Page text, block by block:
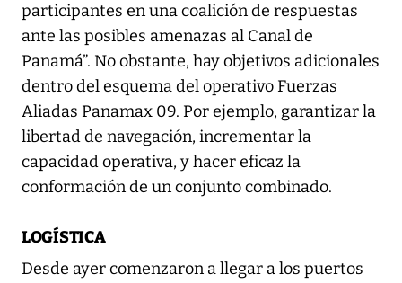
participantes en una coalición de respuestas
ante las posibles amenazas al Canal de
Panamá”. No obstante, hay objetivos adicionales
dentro del esquema del operativo Fuerzas
Aliadas Panamax 09. Por ejemplo, garantizar la
libertad de navegación, incrementar la
capacidad operativa, y hacer eficaz la
conformación de un conjunto combinado.
LOGÍSTICA
Desde ayer comenzaron a llegar a los puertos